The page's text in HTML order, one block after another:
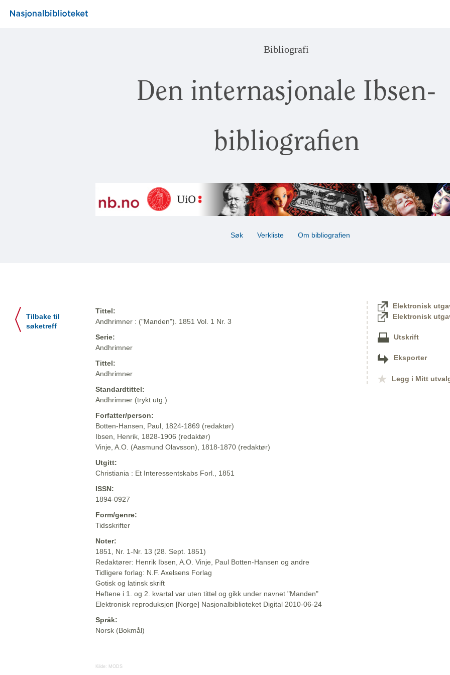
Bibliografi
Den internasjonale Ibsen-
bibliografien
Søk Verkliste Om bibliografien
Tilbake til
søketreff
Tittel:
Andhrimner : ("Manden"). 1851 Vol. 1 Nr. 3
Serie:
Andhrimner
Tittel:
Andhrimner
Standardtittel:
Andhrimner (trykt utg.)
Forfatter/person:
Botten-Hansen, Paul, 1824-1869 (redaktør)
Ibsen, Henrik, 1828-1906 (redaktør)
Vinje, A.O. (Aasmund Olavsson), 1818-1870 (redaktør)
Utgitt:
Christiania : Et Interessentskabs Forl., 1851
ISSN:
1894-0927
Form/genre:
Tidsskrifter
Noter:
1851, Nr. 1-Nr. 13 (28. Sept. 1851)
Redaktører: Henrik Ibsen, A.O. Vinje, Paul Botten-Hansen og andre
Tidligere forlag: N.F. Axelsens Forlag
Gotisk og latinsk skrift
Heftene i 1. og 2. kvartal var uten tittel og gikk under navnet "Manden"
Elektronisk reproduksjon [Norge] Nasjonalbiblioteket Digital 2010-06-24
Språk:
Norsk (Bokmål)
Kilde: MODS
Elektronisk
Elektronisk
Utskrift
Eksporter
Legg i Mitt